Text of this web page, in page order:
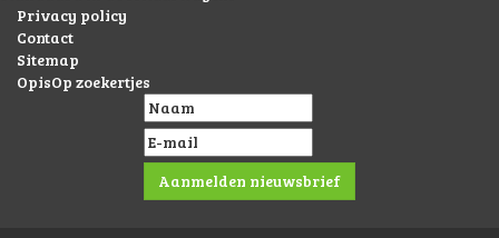
Privacy policy
Contact
Sitemap
OpisOp zoekertjes